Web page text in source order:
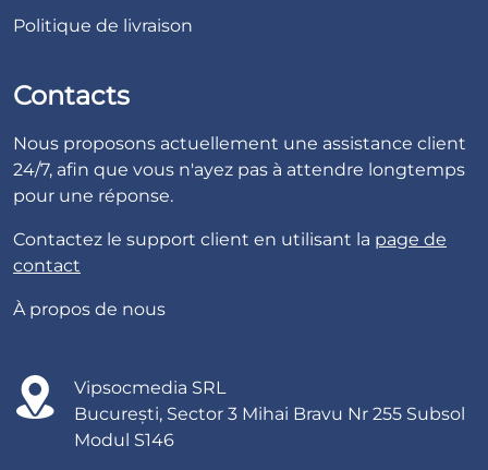
Politique de livraison
Contacts
Nous proposons actuellement une assistance client
24/7, afin que vous n'ayez pas à attendre longtemps
pour une réponse.
Contactez le support client en utilisant la page de
contact
À propos de nous
Vipsocmedia SRL
București, Sector 3 Mihai Bravu Nr 255 Subsol
Modul S146